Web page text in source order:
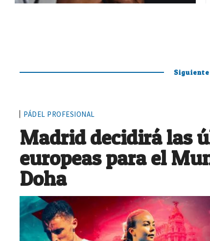
PÁDEL PROFESIONAL
Madrid decidirá las
europeas para el
Doha